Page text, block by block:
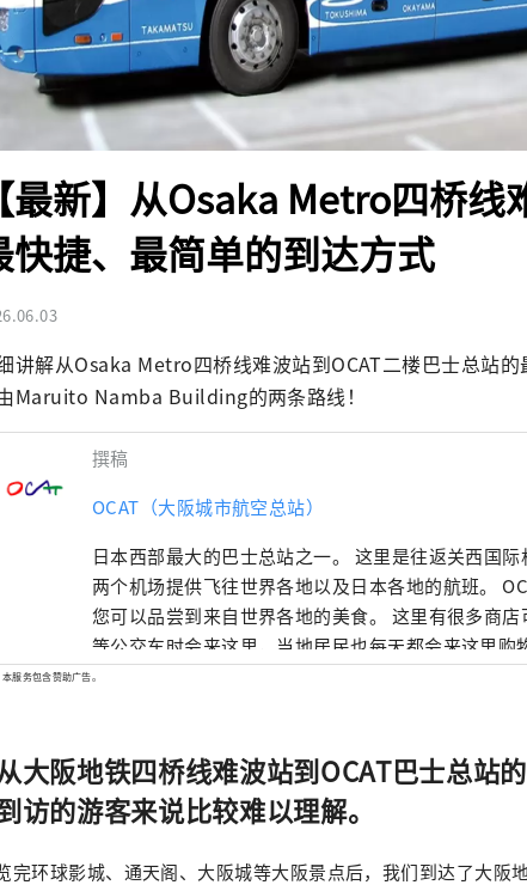
【最新】从Osaka Metro四桥线
快捷、最简单的到达方式
讲解从Osaka Metro四桥线难波站到OCAT二楼巴士总站
Maruito Namba Building的两条路线！
撰稿
OCAT（大阪城市航空总站）
日本西部最大的巴士总站之一。 这里是往返关西国
两个机场提供飞往世界各地以及日本各地的航班。
您可以品尝到来自世界各地的美食。 这里有很多商
等公交车时会来这里，当地居民也每天都会来这里
场”以一个巨大的球体为特色，在阳光下熠熠生辉。
本服务包含赞助广告。
大阪地铁四桥线难波站到OCAT巴士总站
访的游客来说比较难以理解。
完环球影城、通天阁、大阪城等大阪景点后，我们到达了大阪